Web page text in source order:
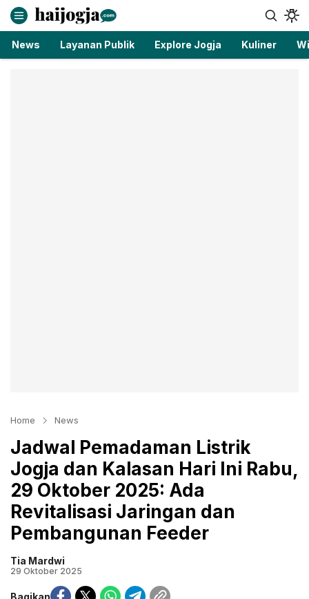
haijogja.com
Berita Jogja Terbaru dan Terkini
News Layanan Publik Explore Jogja Kuliner
Home News
Jadwal Pemadaman Listrik
Jogja dan Kalasan Hari Ini Rabu,
29 Oktober 2025: Ada
Revitalisasi Jaringan dan
Pembangunan Feeder
Tia Mardwi
29 Oktober 2025
Bagikan